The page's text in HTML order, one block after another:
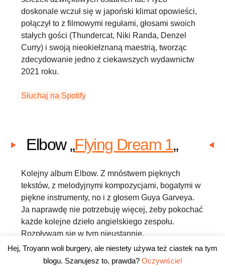
doskonale wczuł się w japoński klimat opowieści,
połączył to z filmowymi regułami, głosami swoich
stałych gości (Thundercat, Niki Randa, Denzel
Curry) i swoją nieokiełznaną maestrią, tworząc
zdecydowanie jedno z ciekawszych wydawnictw
2021 roku.
Słuchaj na Spotify
Elbow „Flying Dream 1„
Kolejny album Elbow. Z mnóstwem pięknych
tekstów, z melodyjnymi kompozycjami, bogatymi w
piękne instrumenty, no i z głosem Guya Garveya.
Ja naprawdę nie potrzebuję więcej, żeby pokochać
każde kolejne dzieło angielskiego zespołu.
Rozpływam się w tym nieustannie.
Słuchaj na Spotify
Hej, Troyann woli burgery, ale niestety używa też ciastek na tym
blogu. Szanujesz to, prawda? Oczywiście!